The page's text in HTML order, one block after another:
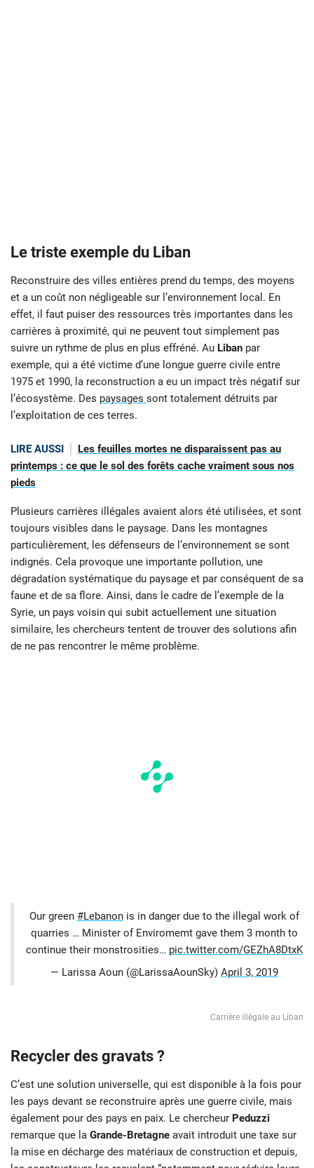
Le triste exemple du Liban
Reconstruire des villes entières prend du temps, des moyens
et a un coût non négligeable sur l’environnement local. En
effet, il faut puiser des ressources très importantes dans les
carrières à proximité, qui ne peuvent tout simplement pas
suivre un rythme de plus en plus effréné. Au Liban par
exemple, qui a été victime d’une longue guerre civile entre
1975 et 1990, la reconstruction a eu un impact très négatif sur
l’écosystème. Des paysages sont totalement détruits par
l’exploitation de ces terres.
LIRE AUSSI
Les feuilles mortes ne disparaissent pas au
printemps : ce que le sol des forêts cache vraiment sous nos
pieds
Plusieurs carrières illégales avaient alors été utilisées, et sont
toujours visibles dans le paysage. Dans les montagnes
particulièrement, les défenseurs de l’environnement se sont
indignés. Cela provoque une importante pollution, une
dégradation systématique du paysage et par conséquent de sa
faune et de sa flore. Ainsi, dans le cadre de l’exemple de la
Syrie, un pays voisin qui subit actuellement une situation
similaire, les chercheurs tentent de trouver des solutions afin
de ne pas rencontrer le même problème.
Our green #Lebanonis in danger due to the illegal work of
quarries … Minister of Enviromemt gave them 3 month to
continue their monstrosities… pic.twitter.com/GEZhA8DtxK
— Larissa Aoun (@LarissaAounSky) April 3, 2019
Carrière illégale au Liban
Recycler des gravats ?
C’est une solution universelle, qui est disponible à la fois pour
les pays devant se reconstruire après une guerre civile, mais
également pour des pays en paix. Le chercheur Peduzzi
remarque que la Grande-Bretagne avait introduit une taxe sur
la mise en décharge des matériaux de construction et depuis,